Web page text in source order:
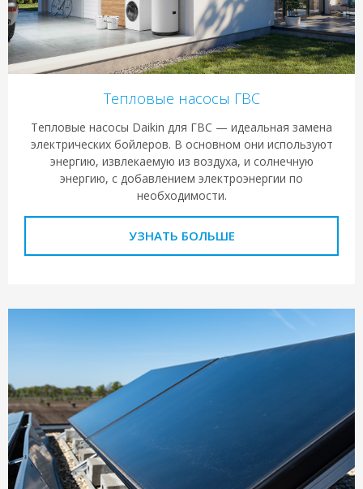
Тепловые насосы ГВС
Тепловые насосы Daikin для ГВС — идеальная замена
электрических бойлеров. В основном они используют
энергию, извлекаемую из воздуха, и солнечную
энергию, с добавлением электроэнергии по
необходимости.
УЗНАТЬ БОЛЬШЕ